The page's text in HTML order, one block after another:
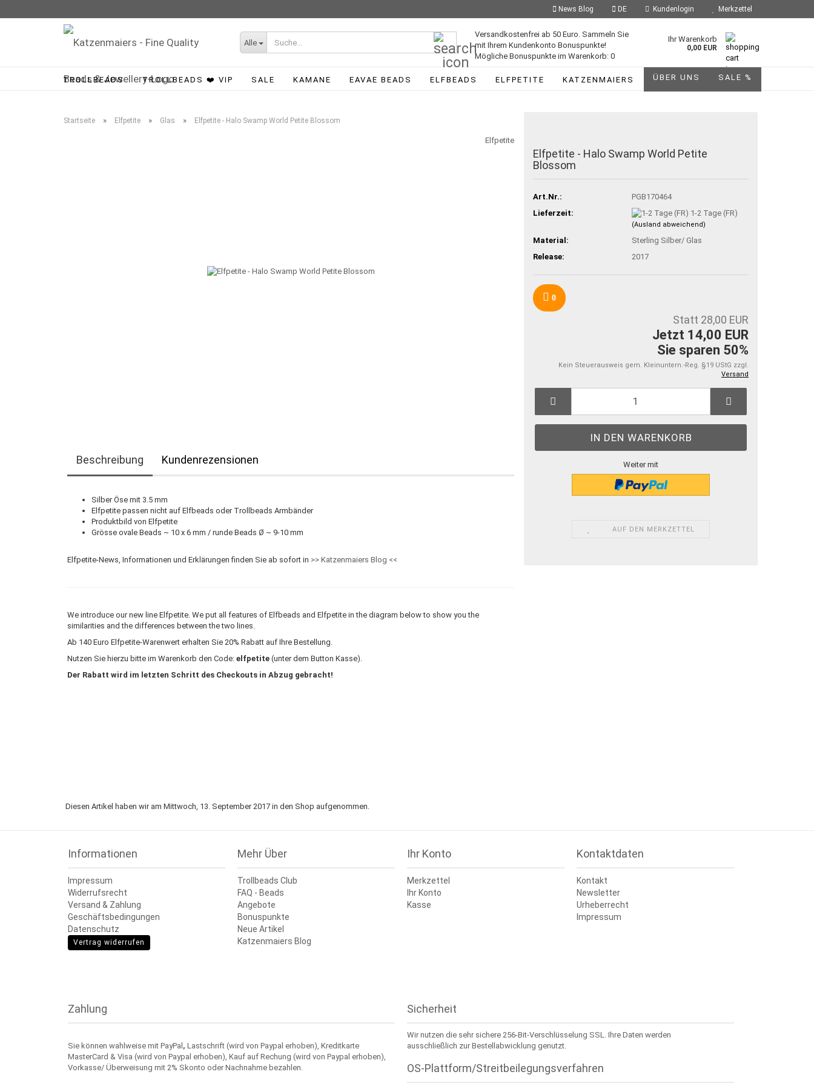
News Blog DE Kundenlogin Merkzettel
Alle
Suche...Versandkostenfrei ab 50 Euro. Sammeln Sie
mit Ihrem Kundenkonto Bonuspunkte!
Mögliche Bonuspunkte im Warenkorb: 0
Ihr Warenkorb
0,00 EUR
TROLLBEADS TROLLBEADS ❤️ VIP SALE KAMANE EAVAE BEADS ELFBEADS ELFPETITE KATZENMAIERS ÜBER UNS SALE %
Startseite » Elfpetite » Glas » Elfpetite - Halo Swamp World Petite Blossom
Elfpetite
Elfpetite - Halo Swamp World Petite
Blossom
Art.Nr.:
PGB170464
Lieferzeit:
1-2 Tage (FR)
(Ausland abweichend)
Material:
Sterling Silber/ Glas
Release:
2017
0
Statt 28,00 EUR
Jetzt 14,00 EUR
Sie sparen 50%
Kein Steuerausweis gem. Kleinuntern.-Reg. §19 UStG zzgl.
Versand
Weiter mit
AUF DEN MERKZETTEL
Beschreibung Kundenrezensionen
Silber Öse mit 3.5 mm
Elfpetite passen nicht auf Elfbeads oder Trollbeads Armbänder
Produktbild von Elfpetite
Grösse ovale Beads ~ 10 x 6 mm / runde Beads Ø ~ 9-10 mm
Elfpetite-News, Informationen und Erklärungen finden Sie ab sofort in >> Katzenmaiers Blog <<
We introduce our new line Elfpetite. We put all features of Elfbeads and Elfpetite in the diagram below to show you the
similarities and the differences between the two lines.
Ab 140 Euro Elfpetite-Warenwert erhalten Sie 20% Rabatt auf Ihre Bestellung.
Nutzen Sie hierzu bitte im Warenkorb den Code: elfpetite (unter dem Button Kasse).
Der Rabatt wird im letzten Schritt des Checkouts in Abzug gebracht!
Diesen Artikel haben wir am Mittwoch, 13. September 2017 in den Shop aufgenommen.
Informationen
Impressum
Widerrufsrecht
Versand & Zahlung
Geschäftsbedingungen
Datenschutz
Vertrag widerrufen
Mehr Über
Trollbeads Club
FAQ - Beads
Angebote
Bonuspunkte
Neue Artikel
Katzenmaiers Blog
Ihr Konto
Merkzettel
Ihr Konto
Kasse
Kontaktdaten
Kontakt
Newsletter
Urheberrecht
Impressum
Zahlung
Sie können wahlweise mit PayPal , Lastschrift (wird von Paypal erhoben), Kreditkarte
MasterCard & Visa (wird von Paypal erhoben), Kauf auf Rechung (wird von Paypal erhoben),
Vorkasse/ Überweisung mit 2% Skonto oder Nachnahme bezahlen.
Sicherheit
Wir nutzen die sehr sichere 256-Bit-Verschlüsselung SSL. Ihre Daten werden
ausschließlich zur Bestellabwicklung genutzt.
OS-Plattform/Streitbeilegungsverfahren